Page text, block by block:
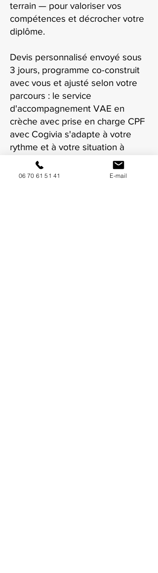
terrain — pour valoriser vos
compétences et décrocher votre
diplôme.
Devis personnalisé envoyé sous
3 jours, programme co-construit
avec vous et ajusté selon votre
parcours : le service
d'accompagnement VAE en
crèche avec prise en charge CPF
avec Cogivia s'adapte à votre
rythme et à votre situation à
Rouen.
06 70 61 51 41 E-mail